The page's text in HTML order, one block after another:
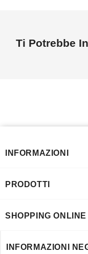
Ti Potrebbe
INFORMAZIONI
PRODOTTI
SHOPPING
INFORMAZIONI